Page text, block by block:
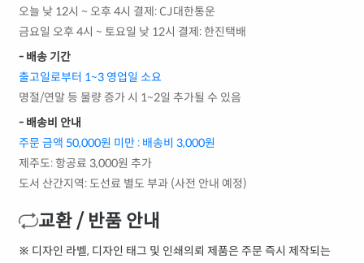
오늘 낮 12시 ~ 오후 4시 결제: CJ대한통운
금요일 오후 4시 ~ 토요일 낮 12시 결제: 한진택배
- 배송 기간
출고일로부터 1~3 영업일 소요
명절/연말 등 물량 증가 시 1~2일 추가될 수 있음
- 배송비 안내
주문 금액 50,000원 미만 : 배송비 3,000원
제주도: 항공료 3,000원 추가
도서 산간지역: 도선료 별도 부과 (사전 안내 예정)
교환 / 반품 안내
※ 디자인 라벨, 디자인 태그 및 인쇄의뢰 제품은 주문 즉시 제작되는